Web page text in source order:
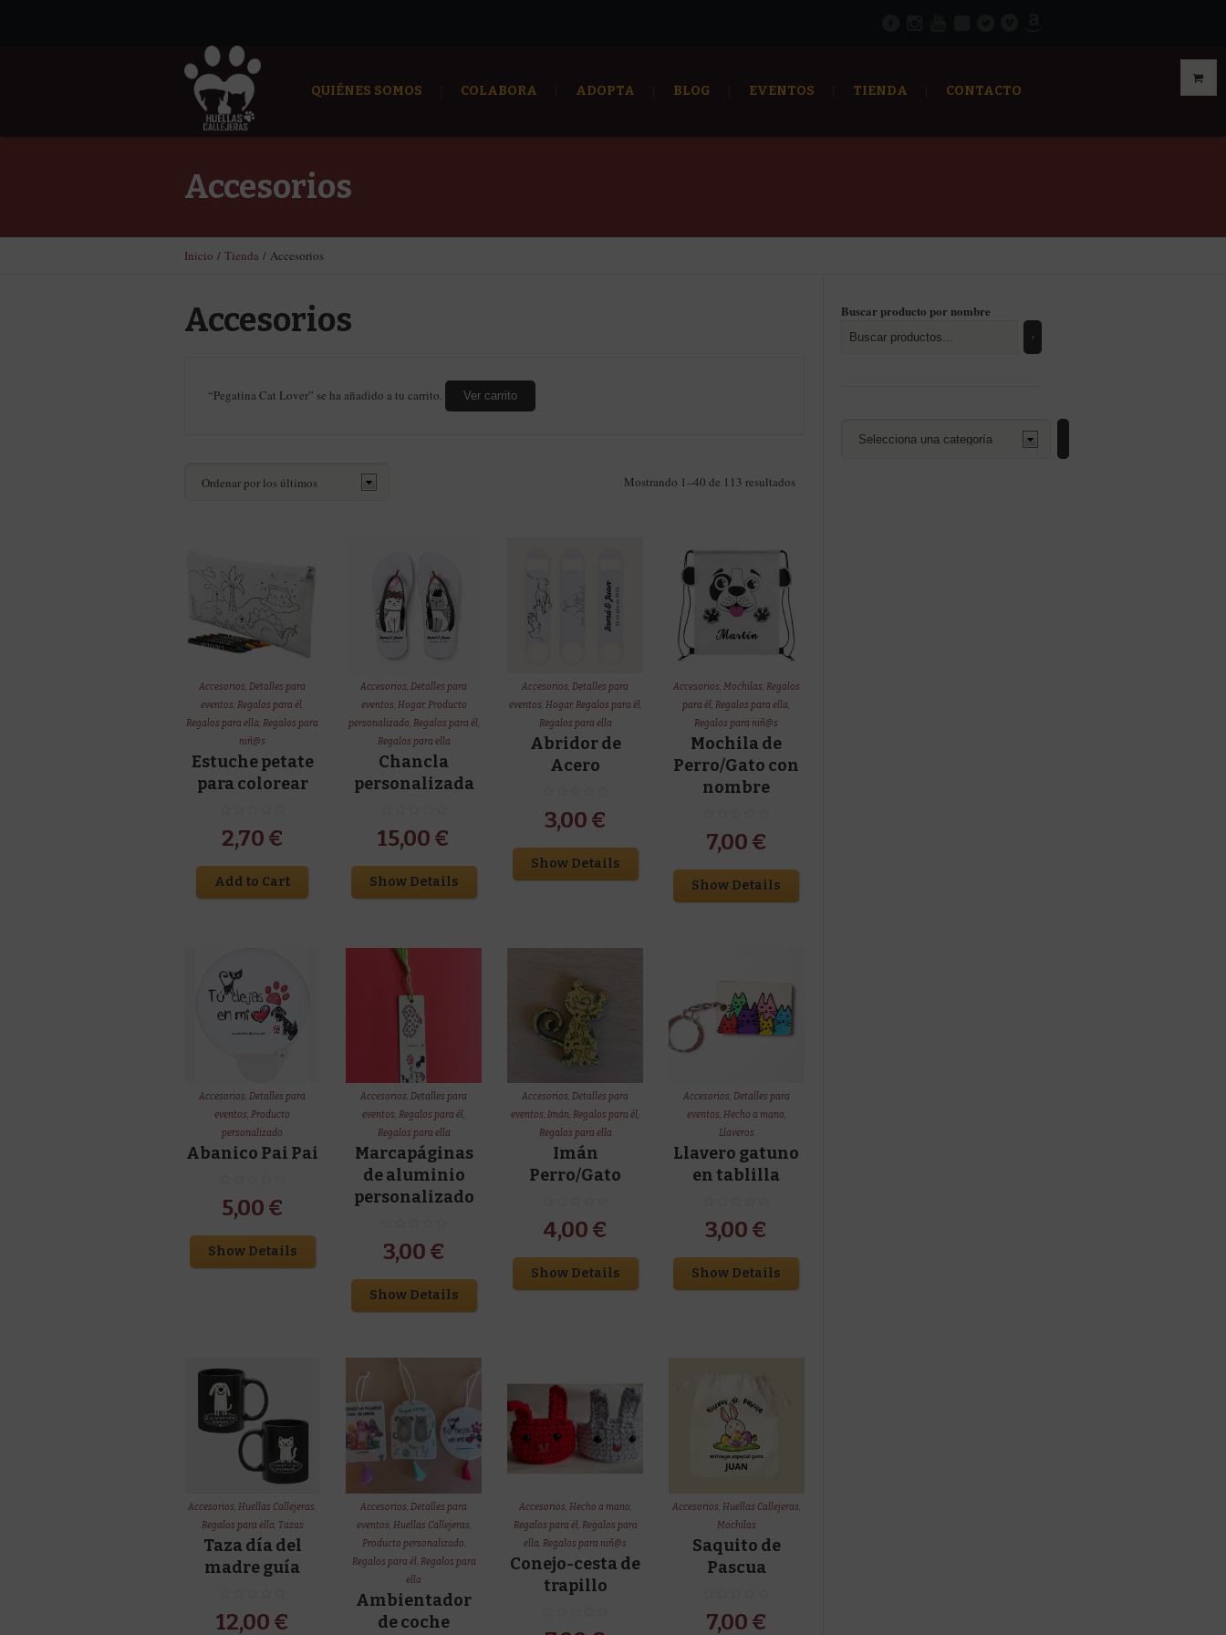
QUIÉNES SOMOS COLABORA ADOPTA BLOG EVENTOS TIENDA CONTACTO
Accesorios
Inicio / Tienda / Accesorios
Accesorios
“Pegatina Cat Lover” se ha añadido a tu carrito. Ver carrito
Mostrando 1–40 de 113 resultadosOrdenado
Accesorios,Detalles para
eventos,Regalos para él,
Regalos para ella,Regalos para
niñ@s
Estuche petate
para colorear
2,70 €
Add to Cart
Accesorios,Detalles para
eventos, Hogar, Producto
personalizado, Regalos para él,
Regalos para ella
Chancla
personalizada
15,00 €
Show Details
Accesorios,Detalles para
eventos, Hogar, Regalos para él,
Regalos para ella
Abridor de
Acero
3,00 €
Show Details
Accesorios, Mochilas, Regalos
para él,Regalos para ella,
Regalos para niñ@s
Mochila de
Perro/Gato con
nombre
7,00 €
Show Details
Accesorios,Detalles para
eventos,Producto
personalizado
Abanico Pai Pai
5,00 €
Show Details
Accesorios,Detalles para
eventos,Regalos para él,
Regalos para ella
Marcapáginas
de aluminio
personalizado
3,00 €
Show Details
Accesorios,Detalles para
eventos,Imán,Regalos para él,
Regalos para ella
Imán
Perro/Gato
4,00 €
Show Details
Accesorios, Detalles para
eventos, Hecho a mano,
Llaveros
Llavero gatuno
en tablilla
3,00 €
Show Details
Accesorios,Huellas Callejeras,
Regalos para ella, Tazas
Taza día del
madre guía
12,00 €
Accesorios,Detalles para
eventos, Huellas Callejeras,
Producto personalizado,
Regalos para él, Regalos para
ella
Ambientador
de coche
Accesorios, Hecho a mano,
Regalos para él, Regalos para
ella,Regalos para niñ@s
Conejo-cesta de
trapillo
Accesorios, Huellas Callejeras,
Mochilas
Saquito de
Pascua
7,00 €
Buscar producto por nombre
una